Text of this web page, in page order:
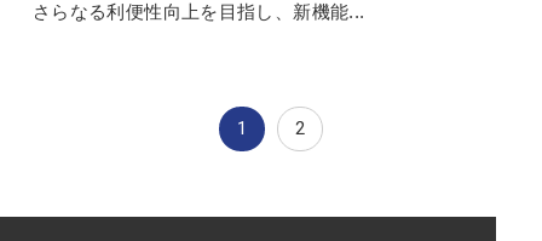
さらなる利便性向上を目指し、新機能...
1 2